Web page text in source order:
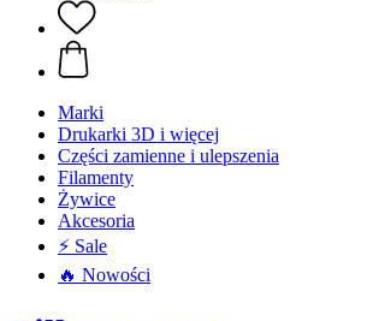
Marki
Drukarki 3D i więcej
Części zamienne i ulepszenia
Filamenty
Żywice
Akcesoria
⚡ Sale
🔥 Nowości